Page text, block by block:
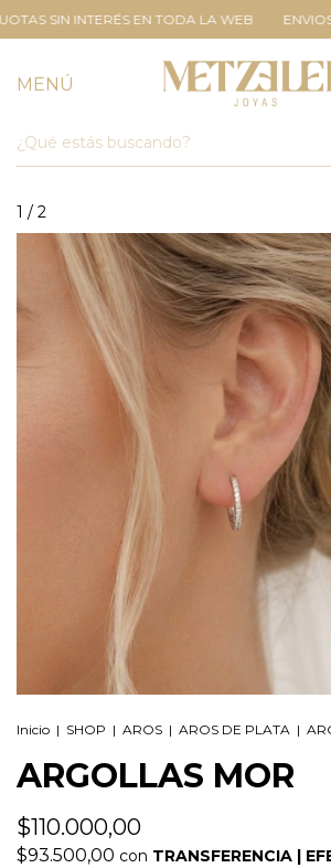
INTERÉS EN TODA LA WEB ENVIOS A
MENÚ
1 / 2
Inicio | SHOP | AROS | AROS DE PLATA |
ARGOLLAS MOR
$110.000,00
$93.500,00 con TRANSFERENCIA |